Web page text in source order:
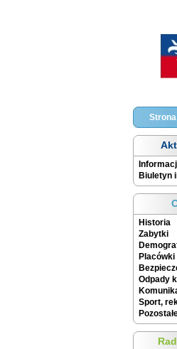
Strona
Biuletyn
Historia
Zabytki
Odpady
Sport,